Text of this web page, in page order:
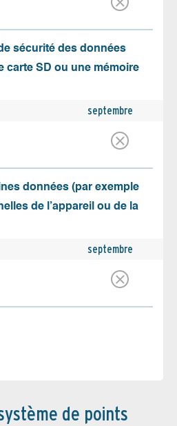
sécurité des données
carte SD ou une mémoire
septembre
données (par exemple
de l’appareil ou de la
septembre
de points